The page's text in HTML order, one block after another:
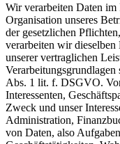
Wir verarbeiten Daten
Organisation unseres
der gesetzlichen
verarbeiten wir
unserer vertraglichen
Abs. 1 lit. f. DSGVO.
Interessenten,
Zweck und unser
Administration,
von Daten, also